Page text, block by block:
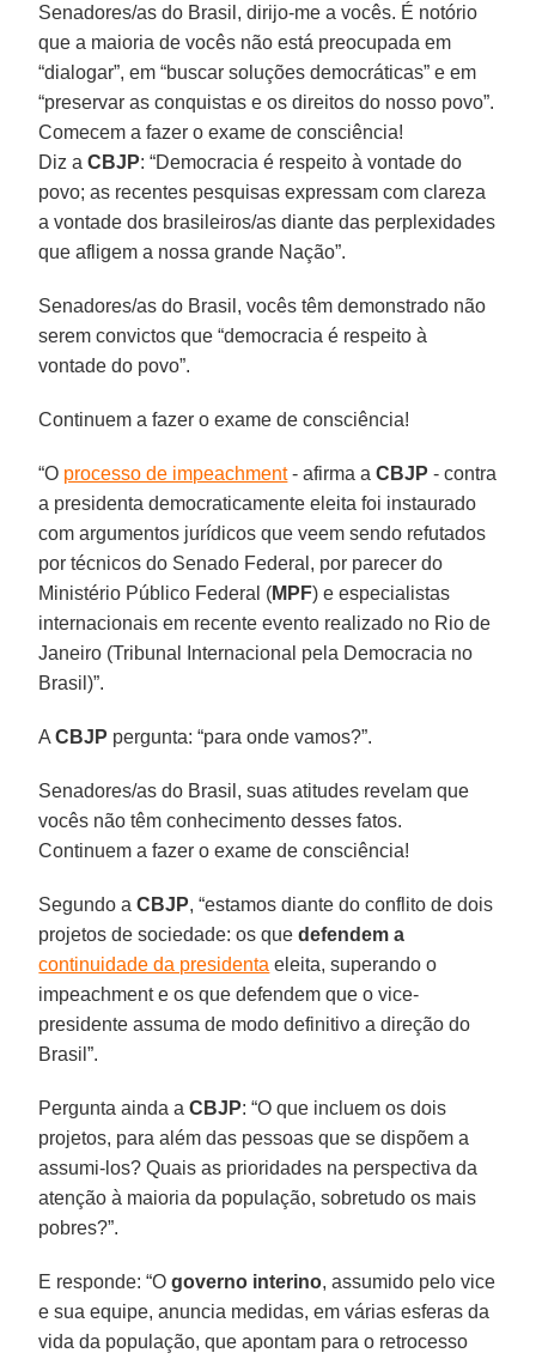
Senadores/as do Brasil, dirijo-me a vocês. É notório
que a maioria de vocês não está preocupada em
“dialogar”, em “buscar soluções democráticas” e em
“preservar as conquistas e os direitos do nosso povo”.
Comecem a fazer o exame de consciência!
Diz aCBJP: “Democracia é respeito à vontade do
povo; as recentes pesquisas expressam com clareza
a vontade dos brasileiros/as diante das perplexidades
que afligem a nossa grande Nação”.
Senadores/as do Brasil, vocês têm demonstrado não
serem convictos que “democracia é respeito à
vontade do povo”.
Continuem a fazer o exame de consciência!
“O processo de impeachment- afirma aCBJP - contra
a presidenta democraticamente eleita foi instaurado
com argumentos jurídicos que veem sendo refutados
por técnicos do Senado Federal, por parecer do
Ministério Público Federal (MPF) e especialistas
internacionais em recente evento realizado no Rio de
Janeiro (Tribunal Internacional pela Democracia no
Brasil)”.
ACBJP pergunta: “para onde vamos?”.
Senadores/as do Brasil, suas atitudes revelam que
vocês não têm conhecimento desses fatos.
Continuem a fazer o exame de consciência!
Segundo aCBJP, “estamos diante do conflito de dois
projetos de sociedade: os quedefendem a
continuidade da presidenta eleita, superando o
impeachment e os que defendem que o vice-
presidente assuma de modo definitivo a direção do
Brasil”.
Pergunta ainda aCBJP: “O que incluem os dois
projetos, para além das pessoas que se dispõem a
assumi-los? Quais as prioridades na perspectiva da
atenção à maioria da população, sobretudo os mais
pobres?”.
E responde: “Ogoverno interino, assumido pelo vice
e sua equipe, anuncia medidas, em várias esferas da
vida da população, que apontam para o retrocesso